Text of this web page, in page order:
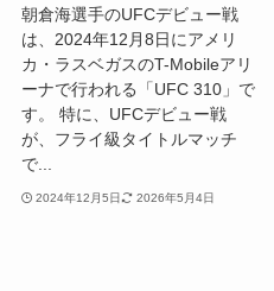
朝倉海選手のUFCデビュー戦
は、2024年12月8日にアメリ
カ・ラスベガスのT-Mobileアリ
ーナで行われる「UFC 310」で
す。 特に、UFCデビュー戦
が、フライ級タイトルマッチ
で...
2024年12月5日 2026年5月4日